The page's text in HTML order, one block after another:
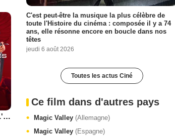
Hunger Games - L'embrasement
C'est peut-être la musique la plus célèbre de
toute l'Histoire du cinéma : composée il y a 74
ans, elle résonne encore en boucle dans nos
têtes
jeudi 6 août 2026
Toutes les actus Ciné
Ce film dans d'autres pays
Magic Valley (Allemagne)
Magic Valley (Espagne)